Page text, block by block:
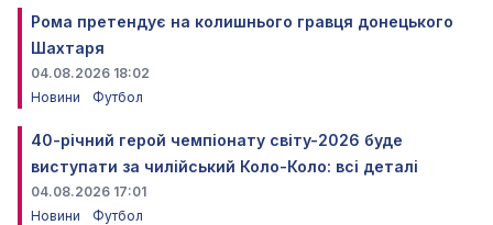
Рома претендує на колишнього гравця донецького
Шахтаря
04.08.2026 18:02
Новини
Футбол
40-річний герой чемпіонату світу-2026 буде
виступати за чилійський Коло-Коло: всі деталі
04.08.2026 17:01
Новини
Футбол